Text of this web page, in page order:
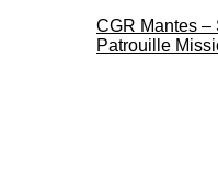
CGR Mantes –
Patrouille